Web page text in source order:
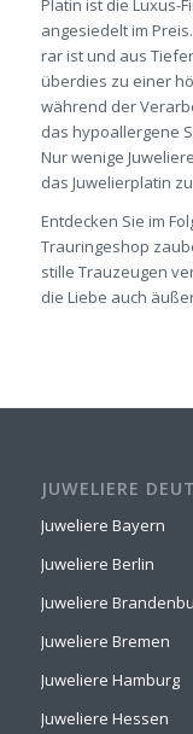
Platin ist die Luxus-
angesiedelt im
rar ist und aus
überdies zu einer
während der
das hypoallergene
Nur wenige
das Juwelierplatin
Entdecken Sie im
Trauringeshop
stille Trauzeugen
die Liebe auch
JUWELIERE
Juweliere Bayern
Juweliere Berlin
Juweliere
Juweliere Bremen
Juweliere Hamburg
Juweliere Hessen